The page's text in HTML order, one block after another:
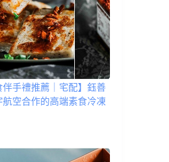
伴手禮推薦｜宅配】鈺善
空合作的高端素食冷凍